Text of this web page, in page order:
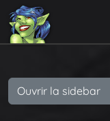
Ouvrir la sidebar